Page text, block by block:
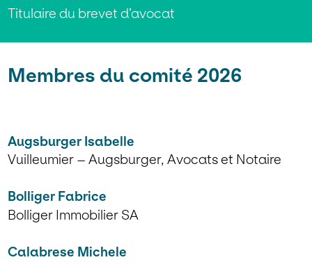
Titulaire du brevet d’avocat
Membres du comité 2026
Augsburger Isabelle
Vuilleumier – Augsburger, Avocats et Notaire
Bolliger Fabrice
Bolliger Immobilier SA
Calabrese Michele